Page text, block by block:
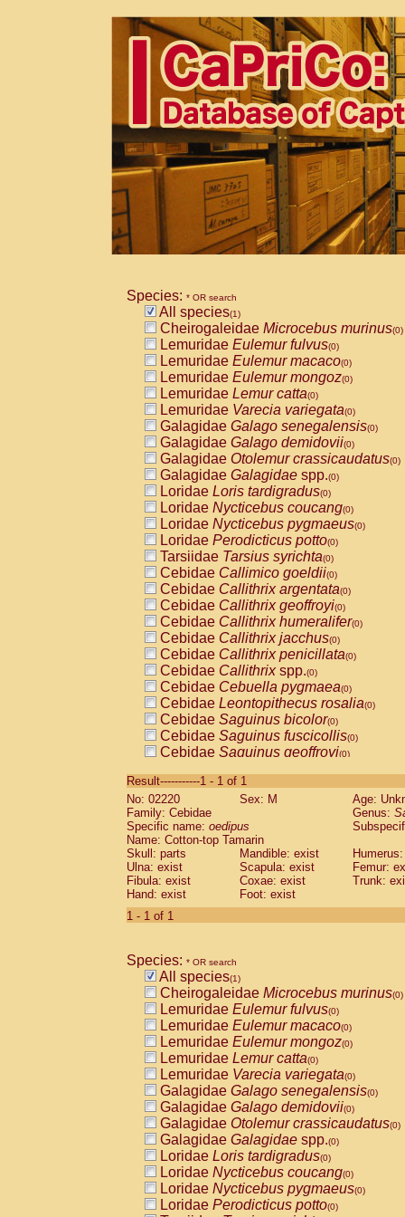
Species: * OR search
All species(1)
Cheirogaleidae Microcebus murinus(0)
Lemuridae Eulemur fulvus(0)
Lemuridae Eulemur macaco(0)
Lemuridae Eulemur mongoz(0)
Lemuridae Lemur catta(0)
Lemuridae Varecia variegata(0)
Galagidae Galago senegalensis(0)
Galagidae Galago demidovii(0)
Galagidae Otolemur crassicaudatus(0)
Galagidae Galagidae spp.(0)
Loridae Loris tardigradus(0)
Loridae Nycticebus coucang(0)
Loridae Nycticebus pygmaeus(0)
Loridae Perodicticus potto(0)
Tarsiidae Tarsius syrichta(0)
Cebidae Callimico goeldii(0)
Cebidae Callithrix argentata(0)
Cebidae Callithrix geoffroyi(0)
Cebidae Callithrix humeralifer(0)
Cebidae Callithrix jacchus(0)
Cebidae Callithrix penicillata(0)
Cebidae Callithrixspp.(0)
Cebidae Cebuella pygmaea(0)
Cebidae Leontopithecus rosalia(0)
Cebidae Saguinus bicolor(0)
Cebidae Saguinus fuscicollis(0)
Cebidae Saguinus geoffroyi(0)
CebidaeSaguinus labiatus(0)
Cebidae Saguinus leucopus (0)
Cebidae
CebidaeSaguinus mystax
Cebidae Saguinus nigricollis (0)
Cebidae Saguinus oedipus
Cebidae Saguinus weddelli
Cebidae Saguinusspp.
Cebidae
CebidaeCebus capucinus
CebidaeCebus nigrivittatus
CebidaeCebus spp.(0)
CebidaeSaimiri boliviensis(0)
CebidaeSaimiri sciureus(0)
AtelidaeAlouatta caraya(0)
AtelidaeAlouatta fusca(0)
AtelidaeAlouatta seniculus(0)
AtelidaeAlouattaspp.(0)
AtelidaeAteles belzebuth(0)
AtelidaeAteles geoffroyi(0)
AtelidaeAteles paniscus(0)
AtelidaeAtelesspp.(0)
AtelidaeLagothrix lagothricha(0)
AtelidaeLagothrix lagothricha cana
PitheciidaeCacajao calvus
Result-----------1 - 1 of 1
No: 02220
Sex: M
Age:
Family: Cebidae
Genus:
Specific name: oedipus
Name: Cotton-top Tamarin
Skull: parts
Mandible: exist
Ulna: exist
Scapula: exist
Femur:
Fibula: exist
Coxae: exist
Trunk:
Hand: exist
Foot: exist
1 - 1 of 1
Species: * OR search
All species(1)
Cheirogaleidae Microcebus murinus(0)
Lemuridae Eulemur fulvus(0)
Lemuridae Eulemur macaco(0)
Lemuridae Eulemur mongoz(0)
Lemuridae Lemur catta(0)
Lemuridae Varecia variegata(0)
Galagidae Galago senegalensis(0)
Galagidae Galago demidovii(0)
Galagidae Otolemur crassicaudatus(0)
Galagidae Galagidae spp.(0)
Loridae Loris tardigradus(0)
Loridae Nycticebus coucang(0)
Loridae Nycticebus pygmaeus(0)
Loridae Perodicticus potto(0)